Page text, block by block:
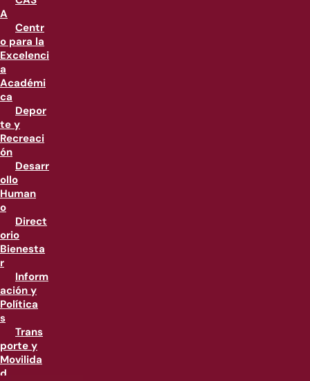
A
Centr
o para la
Excelenci
a
Académi
ca
Depor
te y
Recreaci
ón
Desarr
ollo
Human
o
Direct
orio
Bienesta
r
Inform
ación y
Política
s
Trans
porte y
Movilida
d